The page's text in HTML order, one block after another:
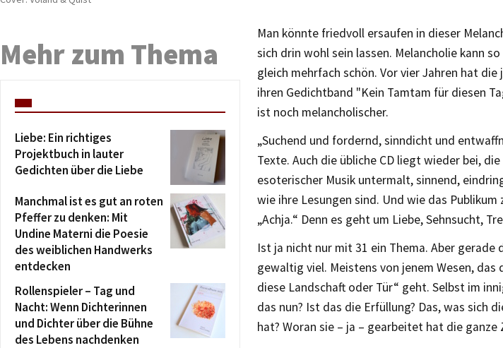
Man könnte friedvoll ersaufen in dieser
sich drin wohl sein lassen. Melancholie kann
gleich mehrfach schön. Vor vier Jahren hat
ihren Gedichtband "Kein Tamtam für diesen
ist noch melancholischer.
„Suchend und fordernd, sinndicht und
Texte. Auch die übliche CD liegt wieder bei,
esoterischer Musik untermalt, sinnend,
wie ihre Lesungen sind. Und wie das
„Achja.“ Denn es geht um Liebe, Sehnsucht,
Ist ja nicht nur mit 31 ein Thema. Aber gerade
gewaltig viel. Meistens von jenem Wesen,
diese Landschaft oder Tür“ geht. Selbst im
das nun? Ist das die Erfüllung? Das, was sich
hat? Woran sie – ja – gearbeitet hat die ganze
Mehr zum Thema
Liebe: Ein richtiges
Projektbuch in lauter
Gedichten über die Liebe
Manchmal ist es gut an roten
Pfeffer zu denken: Mit
Undine Materni die Poesie
des weiblichen Handwerks
entdecken
Rollenspieler – Tag und
Nacht: Wenn Dichterinnen
und Dichter über die Bühne
des Lebens nachdenken